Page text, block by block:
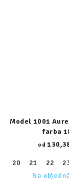
Model 1001
farba
od
20 21 22
Na